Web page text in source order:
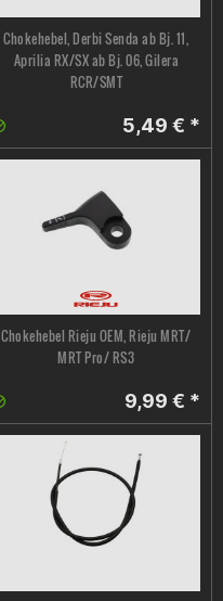
Chokehebel, Derbi Senda ab Bj. 11,
Aprilia RX/SX ab Bj. 06, Gilera
RCR/SMT
5,49 € *
Chokehebel Rieju OEM, Rieju MRT/
MRT Pro/ RS3
9,99 € *